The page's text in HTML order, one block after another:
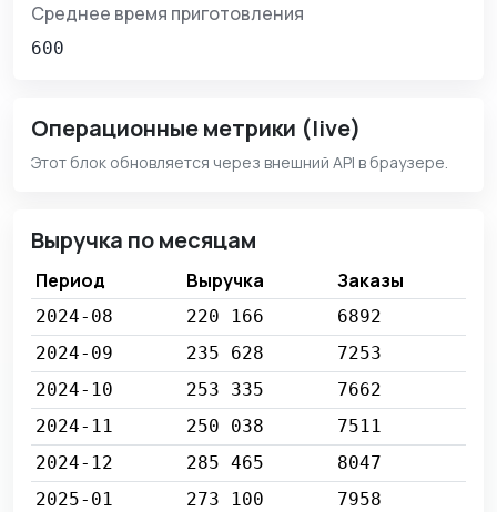
Среднее время приготовления
600
Операционные метрики (live)
Этот блок обновляется через внешний API в браузере.
Выручка по месяцам
Период Выручка Заказы
2024-08 220 166
6892
2024-09
235 628
7253
2024-10
253 335
7662
2024-11
250 038
7511
2024-12
285 465
8047
2025-01
273 100
7958